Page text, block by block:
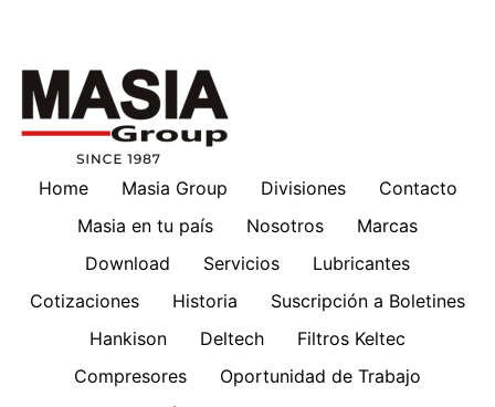
Home Masia Group Divisiones
Contacto
Masia en tu país
Nosotros
Marcas
Download
Servicios
Lubricantes
Cotizaciones
Historia
Suscripción a Boletines
Hankison
Deltech
Filtros Keltec
Compresores
Oportunidad de Trabajo